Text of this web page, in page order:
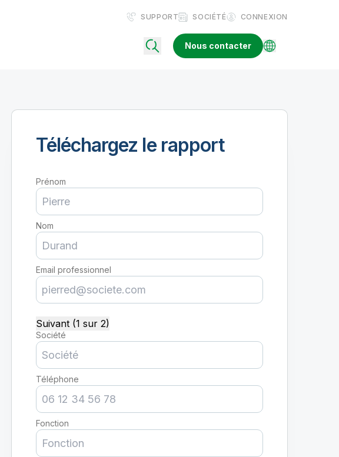
SUPPORT SOCIÉTÉ CONNEXION
Nous contacter
Téléchargez le rapport
Prénom
Nom
Email professionnel
Suivant (1 sur 2)
Société
Téléphone
Fonction